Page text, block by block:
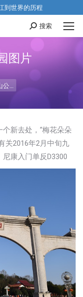
到世界的历程
Search:
搜索
图片
公…
新去处，“梅花朵朵
关2016年2月中旬九
康入门单反D3300